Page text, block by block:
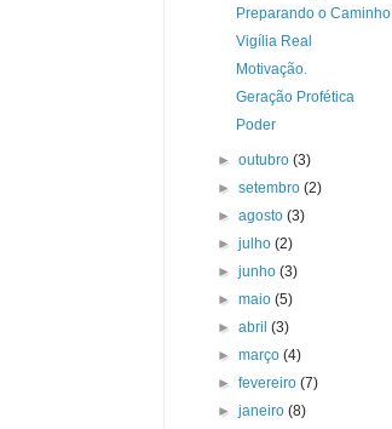
Preparando o Caminho
Vigília Real
Motivação.
Geração Profética
Poder
►outubro(3)
►setembro(2)
►agosto(3)
►julho(2)
►junho(3)
►maio(5)
►abril(3)
►março(4)
►fevereiro(7)
►janeiro(8)